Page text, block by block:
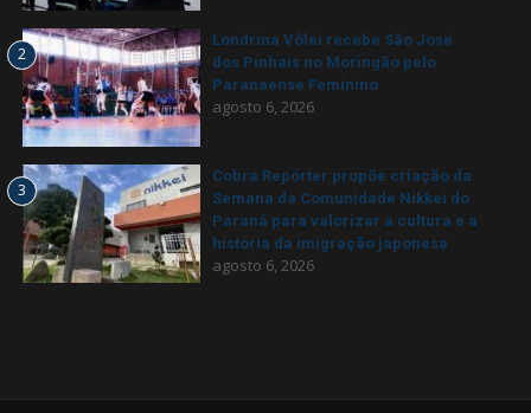
2
Londrina Vôlei recebe São José
dos Pinhais no Moringão pelo
Paranaense Feminino
agosto 6, 2026
3
Cobra Repórter propõe criação da
Semana da Comunidade Nikkei do
Paraná para valorizar a cultura e a
história da imigração japonesa
agosto 6, 2026